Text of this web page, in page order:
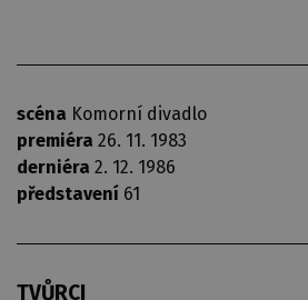
scéna Komorní divadlo
premiéra 26. 11. 1983
derniéra 2. 12. 1986
představení 61
TVŮRCI